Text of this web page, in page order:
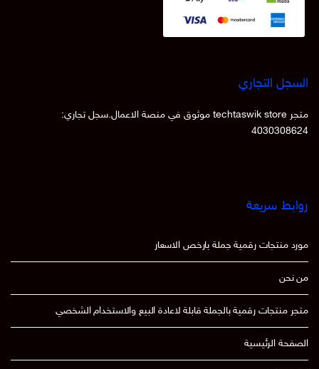
السجل التجاري
متجر techtaswik store موثوق في منصة الاعمال.سجل تجاري:
4030308624
روابط سريعة
مورد منتجات رقمية جملة بارخص الاسعار
من نحن
متجر منتجات رقمية بالجملة قابلة لاعادة البيع والاستخدام الشخصي
الصفحة الرئيسية